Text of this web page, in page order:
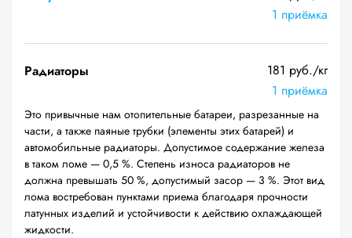
1 приёмка
Радиаторы
181 руб./кг
1 приёмка
Это привычные нам отопительные батареи, разрезанные на
части, а также паяные трубки (элементы этих батарей) и
автомобильные радиаторы. Допустимое содержание железа
в таком ломе — 0,5 %. Степень износа радиаторов не
должна превышать 50 %, допустимый засор — 3 %. Этот вид
лома востребован пунктами приема благодаря прочности
латунных изделий и устойчивости к действию охлаждающей
жидкости.